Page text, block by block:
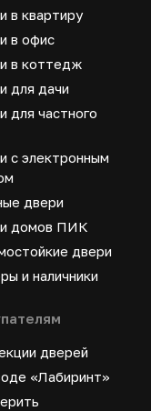
в квартиру
в офис
в коттедж
для дачи
для частного
с электронным
двери
домов ПИК
двери
и наличники
дверей
«Лабиринт»